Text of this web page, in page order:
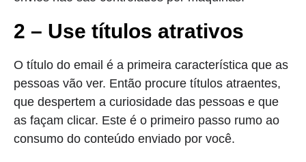
2 – Use títulos atrativos
O título do email é a primeira característica que as
pessoas vão ver. Então procure títulos atraentes,
que despertem a curiosidade das pessoas e que
as façam clicar. Este é o primeiro passo rumo ao
consumo do conteúdo enviado por você.